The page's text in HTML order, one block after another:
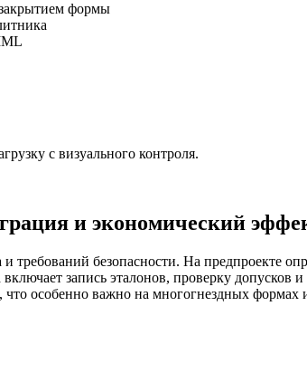
формы
с визуального контроля.
и экономический
безопасности. На предпроекте
запись эталонов, проверку допусков
особенно важно на многогнездных формах